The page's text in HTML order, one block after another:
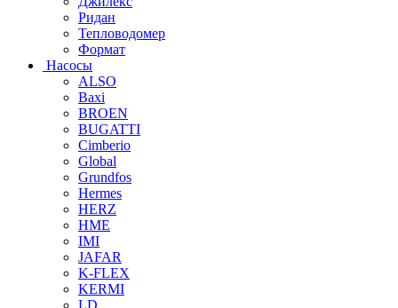
Ридан
Тепловодомер
Формат
Насосы
ALSO
Baxi
BROEN
BUGATTI
Cimberio
Global
Grundfos
Hermes
HERZ
HME
IMI
JAFAR
K-FLEX
KERMI
LD